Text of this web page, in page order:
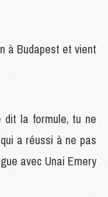
à Budapest et vient
dit la formule, tu ne
a réussi à ne pas
avec Unai Emery